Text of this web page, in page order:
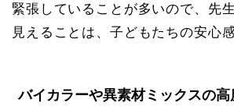
緊張していることが多いので、先
見えることは、子どもたちの安心
バイカラーや異素材ミックスの高